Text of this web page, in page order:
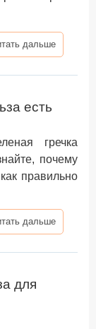
дальше
есть
гречка
почему
правильно
дальше
для